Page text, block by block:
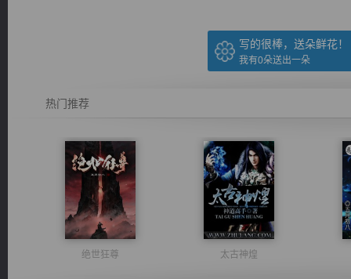
写的很棒，送朵鲜花！
我有0朵送出一朵
热门推荐
绝世狂尊 太古神煌